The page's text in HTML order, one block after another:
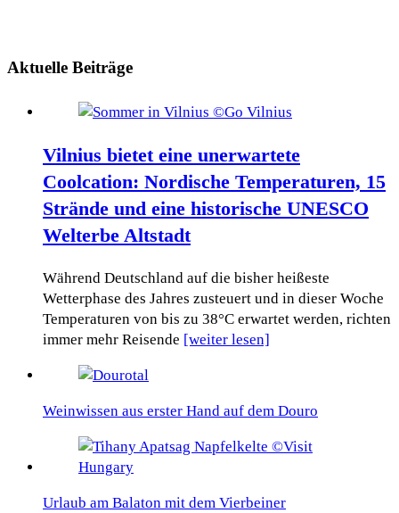
Aktuelle Beiträge
Vilnius bietet eine unerwartete
Coolcation: Nordische Temperaturen, 15
Strände und eine historische UNESCO
Welterbe Altstadt
Während Deutschland auf die bisher heißeste
Wetterphase des Jahres zusteuert und in dieser Woche
Temperaturen von bis zu 38°C erwartet werden, richten
immer mehr Reisende [weiter lesen]
Weinwissen aus erster Hand auf dem Douro
Urlaub am Balaton mit dem Vierbeiner